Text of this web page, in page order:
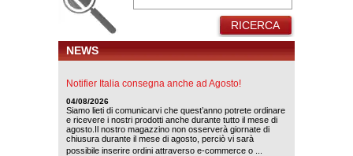
RICERCA
NEWS
Notifier Italia consegna anche ad Agosto!
04/08/2026
Siamo lieti di comunicarvi che quest’anno potrete ordinare
e ricevere i nostri prodotti anche durante tutto il mese di
agosto.Il nostro magazzino non osserverà giornate di
chiusura durante il mese di agosto, perciò vi sarà
possibile inserire ordini attraverso e-commerce o ...